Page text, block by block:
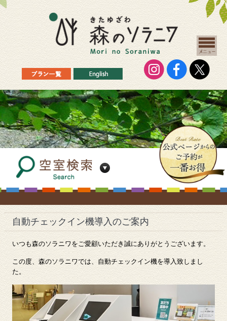
自動チェックイン機導入のご案内
いつも森のソラニワをご愛顧いただき誠にありがとうございます。
この度、森のソラニワでは、自動チェックイン機を導入致しまし
た。